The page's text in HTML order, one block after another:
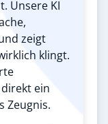
Unsere KI
zeigt
klingt.
ein
Zeugnis.